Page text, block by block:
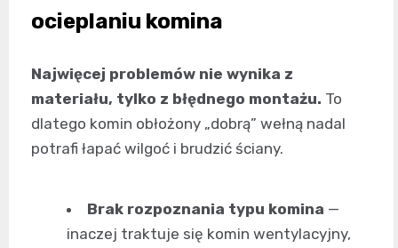
ocieplaniu komina
Najwięcej problemów nie wynika z
materiału, tylko z błędnego montażu. To
dlatego komin obłożony „dobrą” wełną nadal
potrafi łapać wilgoć i brudzić ściany.
Brak rozpoznania typu komina —
inaczej traktuje się komin wentylacyjny,